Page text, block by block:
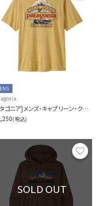
[パタゴニア]メンズ・キャプリーン・クール・デイリー・シャツ（グレート・ウェーブス）
(税込)
入り
SOLD OUT